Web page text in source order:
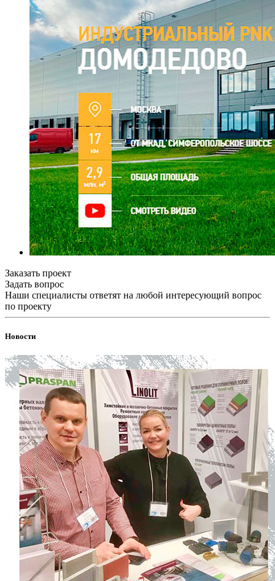
Заказать проект
Задать вопрос
Наши специалисты ответят на любой интересующий вопрос
по проекту
Новости